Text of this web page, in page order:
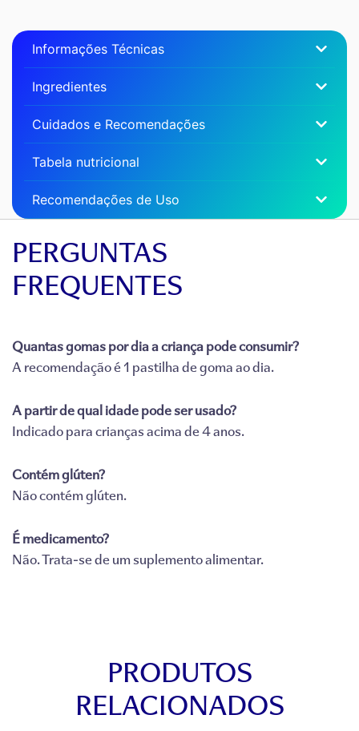
Informações Técnicas
Ingredientes
Cuidados e Recomendações
Tabela nutricional
Recomendações de Uso
PERGUNTAS
FREQUENTES
Quantas gomas por dia a criança pode consumir?
A recomendação é 1 pastilha de goma ao dia.
A partir de qual idade pode ser usado?
Indicado para crianças acima de 4 anos.
Contém glúten?
Não contém glúten.
É medicamento?
Não. Trata-se de um suplemento alimentar.
PRODUTOS
RELACIONADOS